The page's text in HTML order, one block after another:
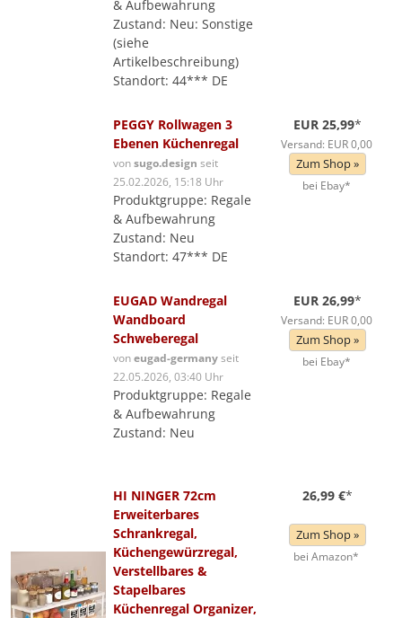
& Aufbewahrung
Zustand: Neu: Sonstige
(siehe
Artikelbeschreibung)
Standort: 44*** DE
PEGGY Rollwagen 3
Ebenen Küchenregal
vonsugo.design seit
25.02.2026, 15:18 Uhr
Produktgruppe: Regale
& Aufbewahrung
Zustand: Neu
Standort: 47*** DE
EUR 25,99*
Versand: EUR 0,00
Zum Shop »
bei Ebay*
EUGAD Wandregal
Wandboard
Schweberegal
voneugad-germanyseit
22.05.2026, 03:40 Uhr
Produktgruppe: Regale
& Aufbewahrung
Zustand: Neu
EUR 26,99*
Versand: EUR 0,00
Zum Shop »
bei Ebay*
HI NINGER 72cm
Erweiterbares
Schrankregal,
Küchengewürzregal,
Verstellbares &
Stapelbares
Küchenregal Organizer,
26,99 €*
Zum Shop »
bei Amazon*